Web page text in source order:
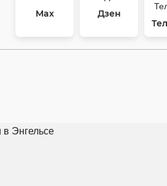
Max
Дзен